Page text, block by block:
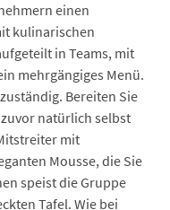
einen
kulinarischen
in Teams, mit
mehrgängiges Menü.
Bereiten Sie
natürlich selbst
mit
Mousse, die Sie
speist die Gruppe
Tafel. Wie bei